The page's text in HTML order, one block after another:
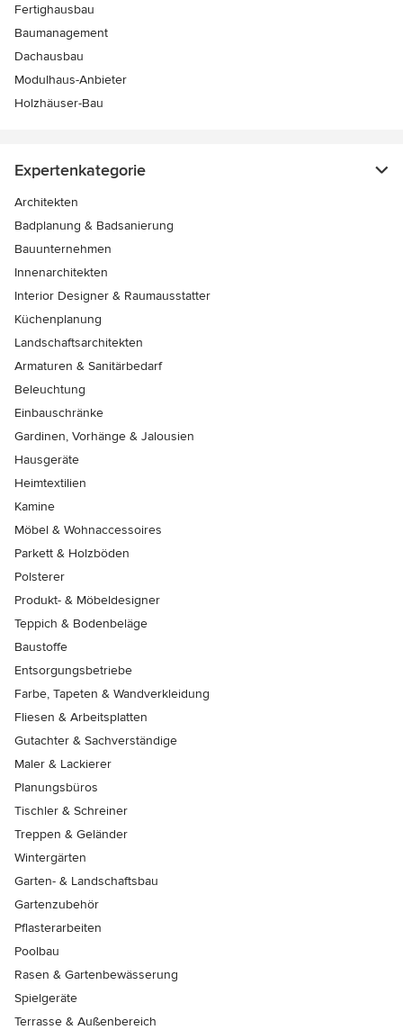
Fertighausbau
Baumanagement
Dachausbau
Modulhaus-Anbieter
Holzhäuser-Bau
Expertenkategorie
Architekten
Badplanung & Badsanierung
Bauunternehmen
Innenarchitekten
Interior Designer & Raumausstatter
Küchenplanung
Landschaftsarchitekten
Armaturen & Sanitärbedarf
Beleuchtung
Einbauschränke
Gardinen, Vorhänge & Jalousien
Hausgeräte
Heimtextilien
Kamine
Möbel & Wohnaccessoires
Parkett & Holzböden
Polsterer
Produkt- & Möbeldesigner
Teppich & Bodenbeläge
Baustoffe
Entsorgungsbetriebe
Farbe, Tapeten & Wandverkleidung
Fliesen & Arbeitsplatten
Gutachter & Sachverständige
Maler & Lackierer
Planungsbüros
Tischler & Schreiner
Treppen & Geländer
Wintergärten
Garten- & Landschaftsbau
Gartenzubehör
Pflasterarbeiten
Poolbau
Rasen & Gartenbewässerung
Spielgeräte
Terrasse & Außenbereich